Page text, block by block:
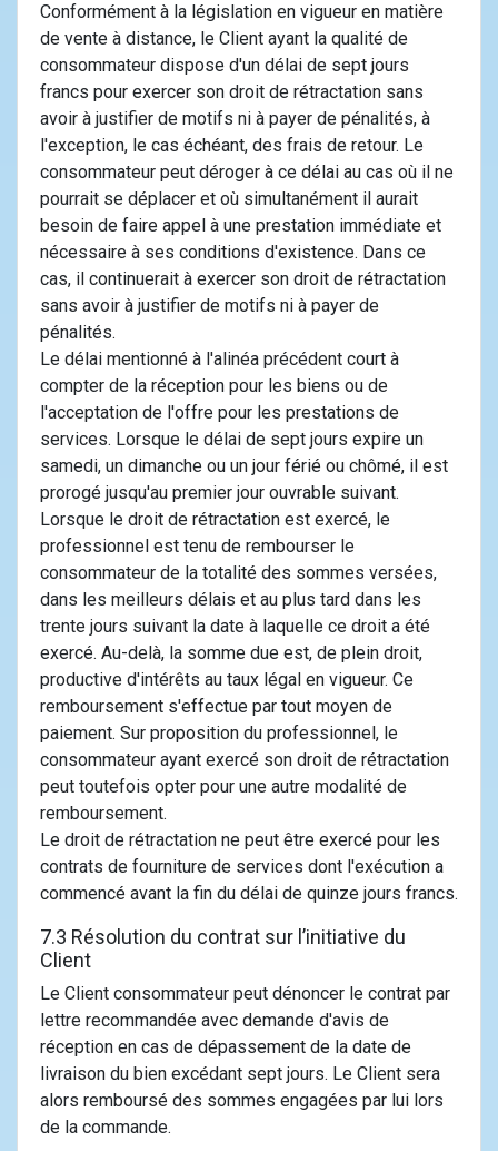
Conformément à la législation en vigueur en matière
de vente à distance, le Client ayant la qualité de
consommateur dispose d'un délai de sept jours
francs pour exercer son droit de rétractation sans
avoir à justifier de motifs ni à payer de pénalités, à
l'exception, le cas échéant, des frais de retour. Le
consommateur peut déroger à ce délai au cas où il ne
pourrait se déplacer et où simultanément il aurait
besoin de faire appel à une prestation immédiate et
nécessaire à ses conditions d'existence. Dans ce
cas, il continuerait à exercer son droit de rétractation
sans avoir à justifier de motifs ni à payer de
pénalités.
Le délai mentionné à l'alinéa précédent court à
compter de la réception pour les biens ou de
l'acceptation de l'offre pour les prestations de
services. Lorsque le délai de sept jours expire un
samedi, un dimanche ou un jour férié ou chômé, il est
prorogé jusqu'au premier jour ouvrable suivant.
Lorsque le droit de rétractation est exercé, le
professionnel est tenu de rembourser le
consommateur de la totalité des sommes versées,
dans les meilleurs délais et au plus tard dans les
trente jours suivant la date à laquelle ce droit a été
exercé. Au-delà, la somme due est, de plein droit,
productive d'intérêts au taux légal en vigueur. Ce
remboursement s'effectue par tout moyen de
paiement. Sur proposition du professionnel, le
consommateur ayant exercé son droit de rétractation
peut toutefois opter pour une autre modalité de
remboursement.
Le droit de rétractation ne peut être exercé pour les
contrats de fourniture de services dont l'exécution a
commencé avant la fin du délai de quinze jours francs.
7.3 Résolution du contrat sur l’initiative du
Client
Le Client consommateur peut dénoncer le contrat par
lettre recommandée avec demande d'avis de
réception en cas de dépassement de la date de
livraison du bien excédant sept jours. Le Client sera
alors remboursé des sommes engagées par lui lors
de la commande.